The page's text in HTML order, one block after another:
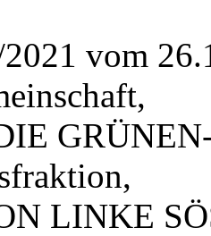
vom
LINKE